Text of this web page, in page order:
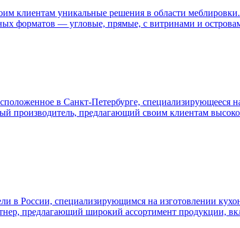
клиентам уникальные решения в области
форматов — угловые, прямые, с витринами и
в Санкт-Петербурге, специализирующееся
производитель, предлагающий своим клиентам
России, специализирующимся на изготовлении
предлагающий широкий ассортимент продукции,